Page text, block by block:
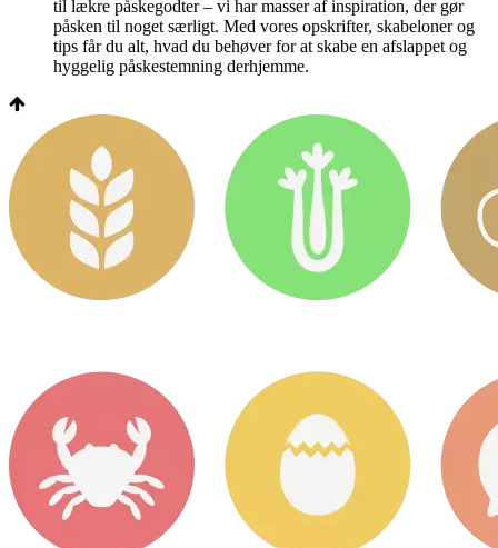
til lækre påskegodter – vi har masser af inspiration, der gør
påsken til noget særligt. Med vores opskrifter, skabeloner og
tips får du alt, hvad du behøver for at skabe en afslappet og
hyggelig påskestemning derhjemme.